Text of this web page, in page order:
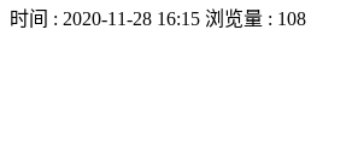
时间 : 2020-11-28 16:15 浏览量 : 108